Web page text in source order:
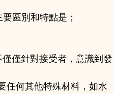
區別和特點是；
僅針對接受者，意識到發
任何其他特殊材料，如水